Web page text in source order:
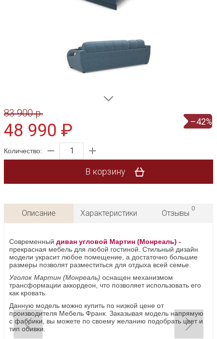
83 900 p.
–42%
48 990 ₽
Количество:
В корзину
Описание Характеристики Отзывы
0
Современный диван угловой Мартин (Монреаль) -
прекрасная мебель для любой гостиной. Стильный дизайн
модели украсит любое помещение, а достаточно большие
размеры позволят разместиться для отдыха всей семье.
Уголок Мартин (Монреаль) оснащен механизмом
трансформации аккордеон, что позволяет использовать его
как кровать.
Данную модель можно купить по низкой цене от
производителя Мебель Франк. Заказывая модель напрямую
с фабрики, вы можете по своему желанию подобрать цвет и
тип обивки.